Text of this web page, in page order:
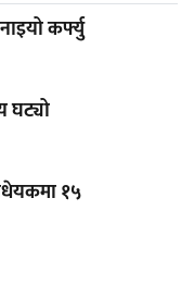
कर्फ्यु
घट्यो
१५